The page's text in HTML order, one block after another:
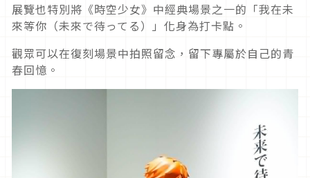
展覽也特別將《時空少女》中經典場景之一的「我在未
來等你（未來で待ってる）」化身為打卡點。
觀眾可以在復刻場景中拍照留念，留下專屬於自己的青
春回憶。